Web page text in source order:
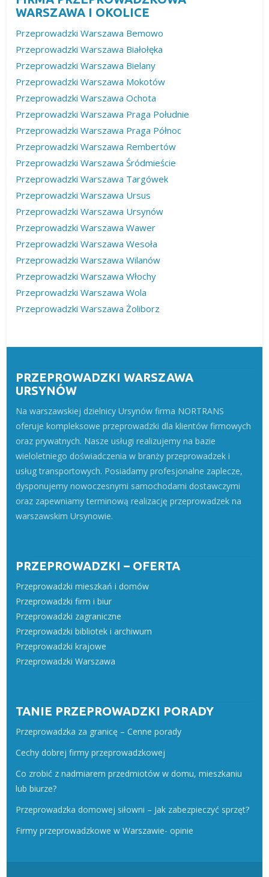
WARSZAWA I OKOLICE
Przeprowadzki Warszawa Bemowo
Przeprowadzki Warszawa Białołęka
Przeprowadzki Warszawa Bielany
Przeprowadzki Warszawa Mokotów
Przeprowadzki Warszawa Ochota
Przeprowadzki Warszawa Praga Południe
Przeprowadzki Warszawa Praga Północ
Przeprowadzki Warszawa Rembertów
Przeprowadzki Warszawa Śródmieście
Przeprowadzki Warszawa Targówek
Przeprowadzki Warszawa Ursus
Przeprowadzki Warszawa Ursynów
Przeprowadzki Warszawa Wawer
Przeprowadzki Warszawa Wesoła
Przeprowadzki Warszawa Wilanów
Przeprowadzki Warszawa Włochy
Przeprowadzki Warszawa Wola
Przeprowadzki Warszawa Żoliborz
PRZEPROWADZKI WARSZAWA
URSYNÓW
Na warszawskiej dzielnicy Ursynów firma NORTRANS
oferuje kompleksowe przeprowadzki dla klientów firmowych
oraz prywatnych. Nasze usługi realizujemy na bazie
wieloletniego doświadczenia w branży przeprowadzek i
usług transportowych. Posiadamy profesjonalne zaplecze,
dysponujemy nowoczesnymi samochodami dostawczymi
oraz zapewniamy terminową realizację przeprowadzek na
warszawskim Ursynowie.
PRZEPROWADZKI – OFERTA
Przeprowadzki mieszkań i domów
Przeprowadzki firm i biur
Przeprowadzki zagraniczne
Przeprowadzki bibliotek i archiwum
Przeprowadzki krajowe
Przeprowadzki Warszawa
TANIE PRZEPROWADZKI PORADY
Przeprowadzka za granicę – Cenne porady
Cechy dobrej firmy przeprowadzkowej
Co zrobić z nadmiarem przedmiotów w domu, mieszkaniu
lub biurze?
Przeprowadzka domowej siłowni – Jak zabezpieczyć sprzęt?
Firmy przeprowadzkowe w Warszawie- opinie